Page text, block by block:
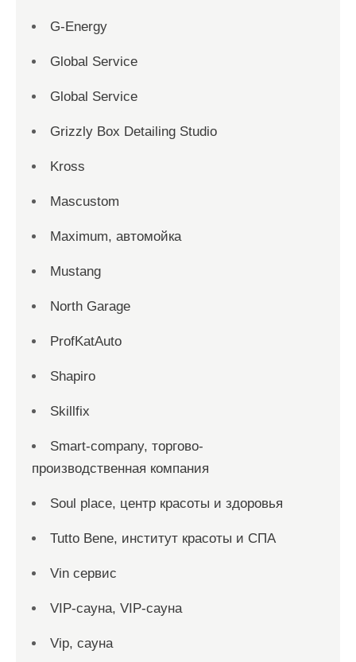
G-Energy
Global Service
Global Service
Grizzly Box Detailing Studio
Kross
Mascustom
Maximum, автомойка
Mustang
North Garage
ProfKatAuto
Shapiro
Skillfix
Smart-company, торгово-
производственная компания
Soul place, центр красоты и здоровья
Tutto Bene, институт красоты и СПА
Vin сервис
VIP-сауна, VIP-сауна
Vip, сауна